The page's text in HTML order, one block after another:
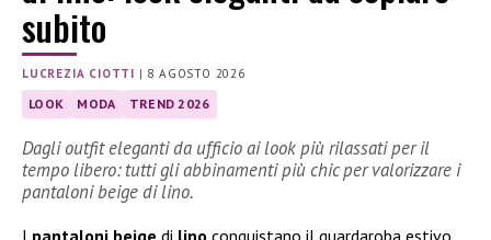
subito
LUCREZIA CIOTTI | 8 AGOSTO 2026
LOOK MODA TREND 2026
Dagli outfit eleganti da ufficio ai look più rilassati per il
tempo libero: tutti gli abbinamenti più chic per valorizzare i
pantaloni beige di lino.
I pantaloni beige di lino conquistano il guardaroba estivo